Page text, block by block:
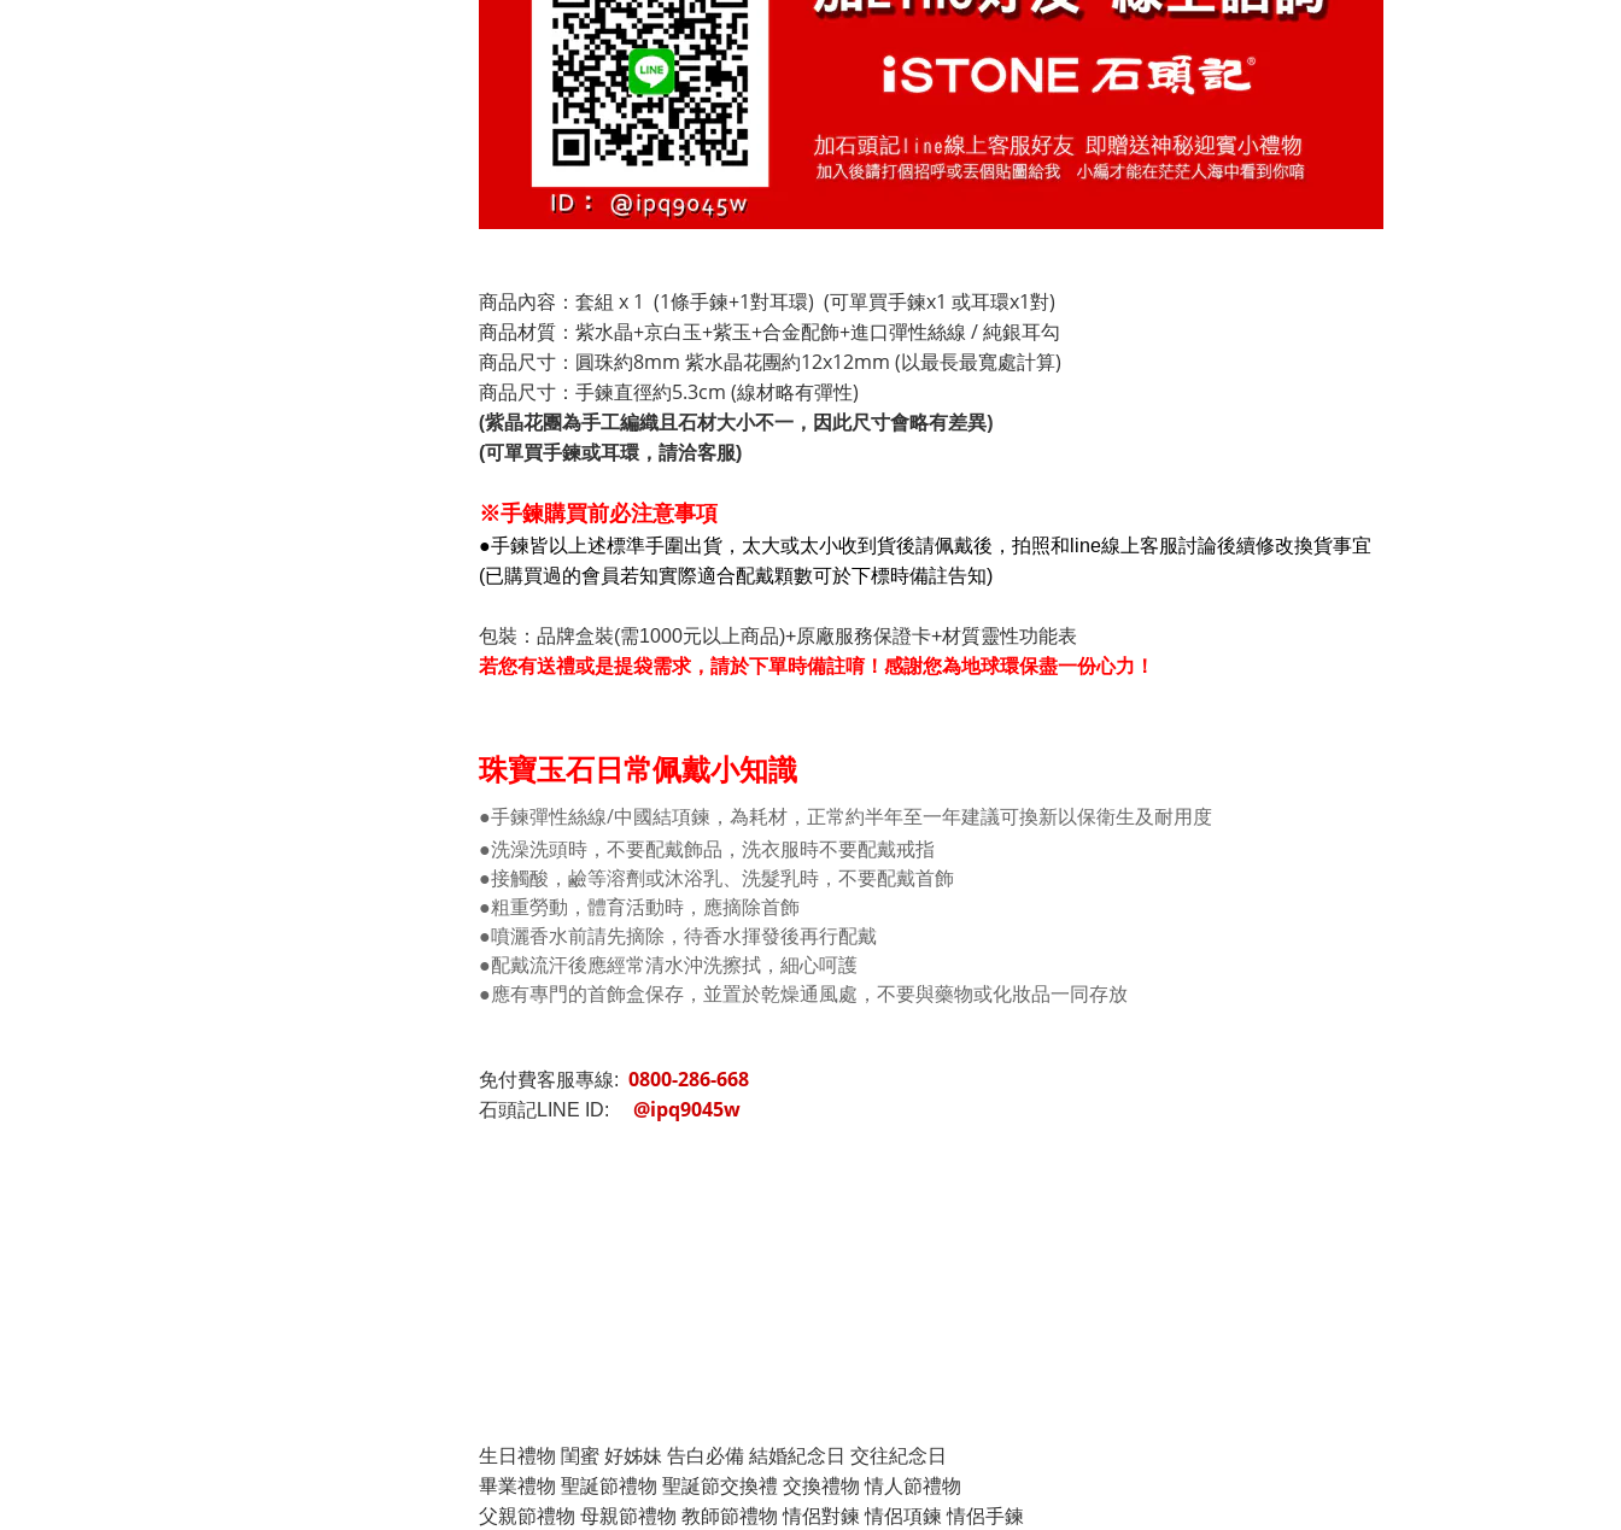
商品內容：套組 x 1 (1條手鍊+1對耳環) (可單買手鍊x1 或耳環x1對)
商品材質：紫水晶+京白玉+紫玉+合金配飾+進口彈性絲線 / 純銀耳勾
商品尺寸：圓珠約8mm 紫水晶花團約12x12mm (以最長最寬處計算)
商品尺寸：手鍊直徑約5.3cm (線材略有彈性)
(紫晶花團為手工編織且石材大小不一，因此尺寸會略有差異)
(可單買手鍊或耳環，請洽客服)
※手鍊購買前必注意事項
●手鍊皆以上述標準手圍出貨，太大或太小收到貨後請佩戴後， 拍照和line線上客服討論後續修改換貨事宜
(已購買過的會員若知實際適合配戴顆數可於下標時備註告知)
包裝：品牌盒裝(需1000元以上商品)+原廠服務保證卡+材質靈性功能表
若您有送禮或是提袋需求，請於下單時備註唷！感謝您為地球環保盡一份心力！
珠寶玉石日常佩戴小知識
●手鍊彈性絲線/中國結項鍊，為耗材，正常約半年至一年建議可換新以保衛生及耐用度
●洗澡洗頭時，不要配戴飾品，洗衣服時不要配戴戒指
●接觸酸，鹼等溶劑或沐浴乳、洗髮乳時，不要配戴首飾
●粗重勞動，體育活動時，應摘除首飾
●噴灑香水前請先摘除，待香水揮發後再行配戴
●配戴流汗後應經常清水沖洗擦拭，細心呵護
●應有專門的首飾盒保存，並置於乾燥通風處，不要與藥物或化妝品一同存放
免付費客服專線: 0800-286-668
石頭記LINE ID: @ipq9045w
生日禮物 閨蜜 好姊妹 告白必備 結婚紀念日 交往紀念日
畢業禮物 聖誕節禮物 聖誕節交換禮 交換禮物 情人節禮物
父親節禮物 母親節禮物 教師節禮物 情侶對鍊 情侶項鍊 情侶手鍊